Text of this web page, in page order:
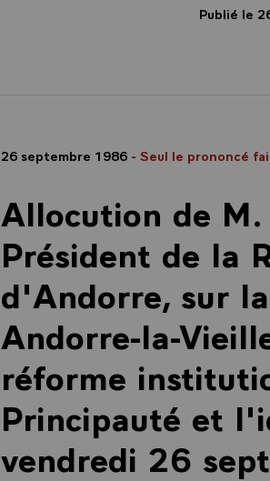
Publié le
26 septembre 1986 - Seul le prononcé
Allocution de
Président de la
d'Andorre, sur
Andorre-la-
réforme
Principauté et
vendredi 26